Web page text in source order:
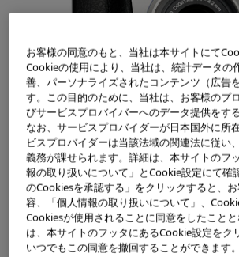
プレゼント賞品：
「OLYMPUS PEN Lite E-PL2レンズキット」
ド）
オリンパスイメージング株式会社（社長
は、Twitter でPENが欲しい気持ちをツ
から抽選で3名様に 「OLYMPUS PEN
ット」 をプレゼントする、「『I want a
お客様の同意のもと、当社は本サイトにて
Cookieの使用により、当社は、統計データの
善、パーソナライズされたコンテンツ（広告
す。この目的のために、当社は、お客様のプ
びサービスプロバイバーへのデータ提供をす
なお、サービスプロバイダーが日本国外に所
ビスプロバイダーは当該法域の関連法に従い
義務が課せられます。詳細は、本サイトのフ
報の取り扱いについて」とCookie設定にて確
のCookiesを承認する」をクリックすると、
容、「個人情報の取り扱いについて」、
Cookiesが使用されることに同意をしたこと
は、本サイトのフッタにあるCookie設定をク
いつでもこの同意を撤回することができます。